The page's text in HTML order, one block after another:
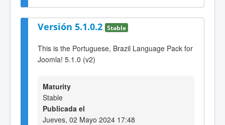
Versión 5.1.0.2 Stable
This is the Portuguese, Brazil Language Pack for
Joomla! 5.1.0 (v2)
Maturity
Stable
Publicada el
Jueves, 02 Mayo 2024 17:48